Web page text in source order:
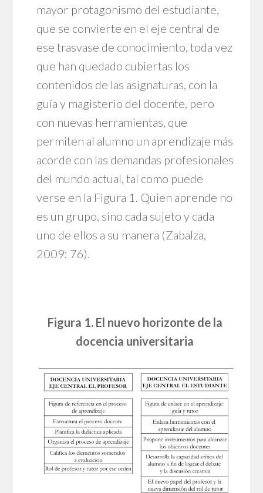
mayor protagonismo del estudiante,
que se convierte en el eje central de
ese trasvase de conocimiento, toda vez
que han quedado cubiertas los
contenidos de las asignaturas, con la
guía y magisterio del docente, pero
con nuevas herramientas, que
permiten al alumno un aprendizaje más
acorde con las demandas profesionales
del mundo actual, tal como puede
verse en la Figura 1. Quien aprende no
es un grupo, sino cada sujeto y cada
uno de ellos a su manera (Zabalza,
2009: 76).
Figura 1. El nuevo horizonte de la
docencia universitaria